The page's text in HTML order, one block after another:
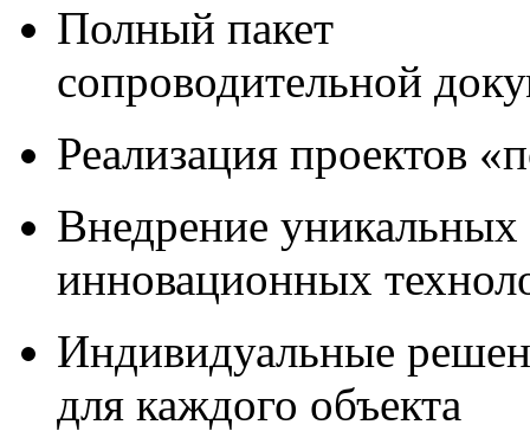
Полный пакет
сопроводительной
Реализация проектов
Внедрение уникальных
инновационных
Индивидуальные
для каждого объекта